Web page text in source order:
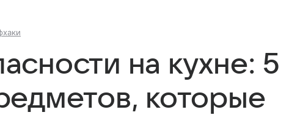
на кухне: 5
которые